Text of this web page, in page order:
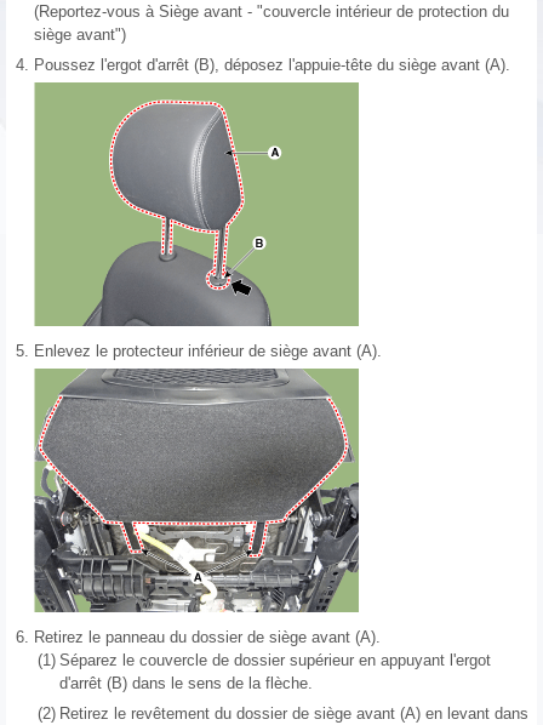
(Reportez-vous à Siège avant - "couvercle intérieur de protection du
siège avant")
4. Poussez l'ergot d'arrêt (B), déposez l'appuie-tête du siège avant (A).
5. Enlevez le protecteur inférieur de siège avant (A).
6. Retirez le panneau du dossier de siège avant (A).
(1) Séparez le couvercle de dossier supérieur en appuyant l'ergot
d'arrêt (B) dans le sens de la flèche.
(2) Retirez le revêtement du dossier de siège avant (A) en levant dans